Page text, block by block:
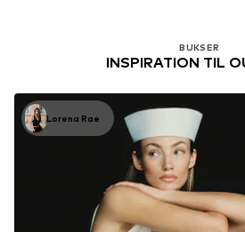
BUKSER
INSPIRATION TIL
Lorena Rae